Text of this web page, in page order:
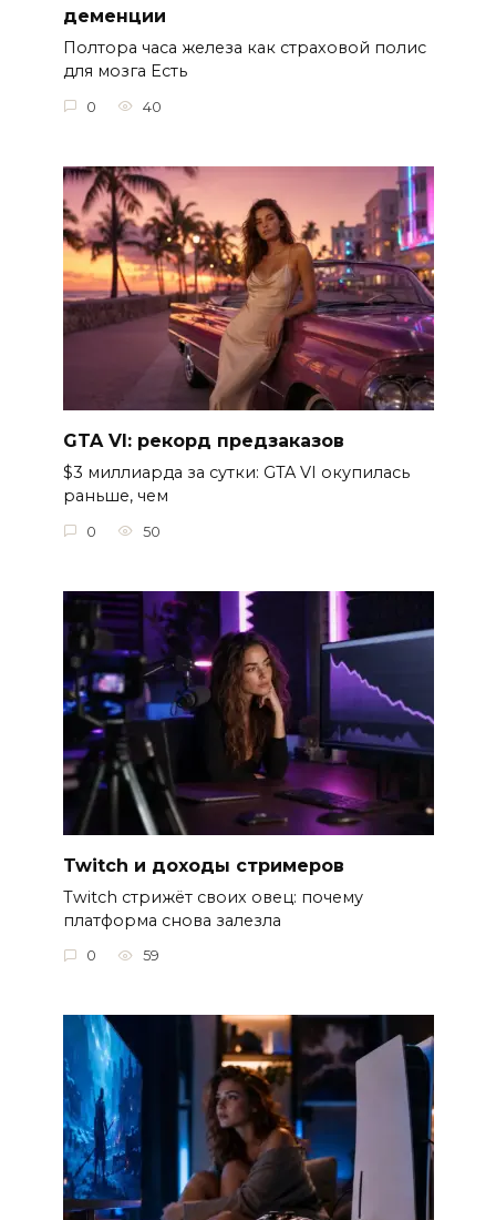
деменции
Полтора часа железа как страховой полис
для мозга Есть
0 40
GTA VI: рекорд предзаказов
$3 миллиарда за сутки: GTA VI окупилась
раньше, чем
0 50
Twitch и доходы стримеров
Twitch стрижёт своих овец: почему
платформа снова залезла
0 59